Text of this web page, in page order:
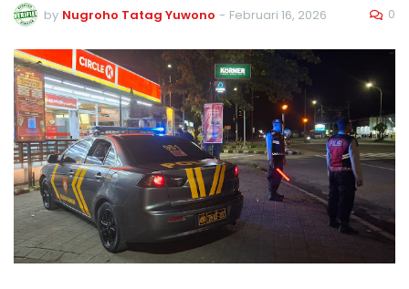
by Nugroho Tatag Yuwono - Februari 16, 2026 0